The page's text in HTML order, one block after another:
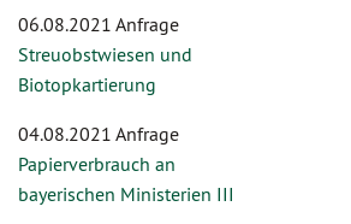
06.08.2021 Anfrage
Streuobstwiesen und
Biotopkartierung
04.08.2021 Anfrage
Papierverbrauch an
bayerischen Ministerien III